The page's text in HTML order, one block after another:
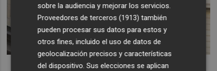
sobre la audiencia y mejorar los servicios.
Proveedores de terceros (1913) también
pueden procesar sus datos para estos y
otros fines, incluido el uso de datos de
geolocalización precisos y características
del dispositivo. Sus elecciones se aplican